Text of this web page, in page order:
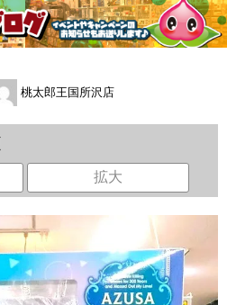
桃太郎王国所沢店
拡大